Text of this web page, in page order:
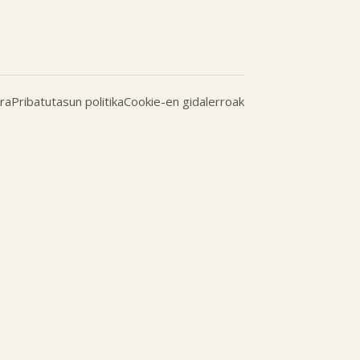
Pribatutasun politikaCookie-en gidalerroak